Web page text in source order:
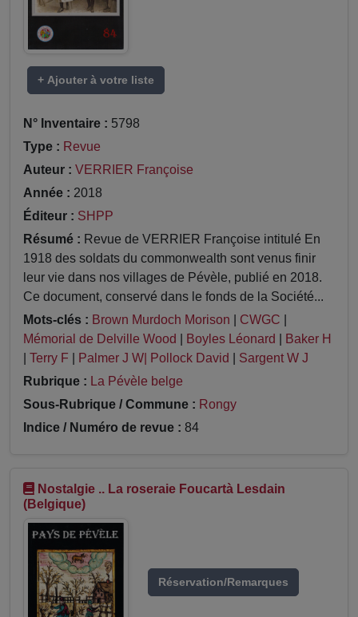
+ Ajouter à votre liste
N° Inventaire : 5798
Type : Revue
Auteur : VERRIER Françoise
Année : 2018
Éditeur : SHPP
Résumé : Revue de VERRIER Françoise intitulé En
1918 des soldats du commonwealth sont venus finir
leur vie dans nos villages de Pévèle, publié en 2018.
Ce document, conservé dans le fonds de la Société...
Mots-clés : Brown Murdoch Morison CWGC
Mémorial de Delville Wood
Boyles Léonard
Baker H
Terry F Palmer J W| Pollock David
Sargent W J
Rubrique : La Pévèle belge
Sous-Rubrique / Commune : Rongy
Indice / Numéro de revue : 84
Nostalgie .. La roseraie Foucartà Lesdain
(Belgique)
Réservation/Remarques